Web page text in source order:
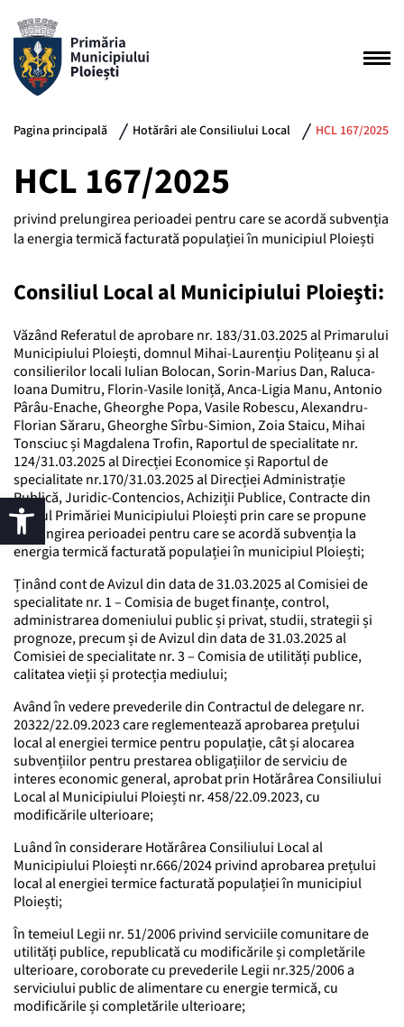
Pagina principală Hotărâri ale Consiliului Local HCL 167/2025
HCL 167/2025
privind prelungirea perioadei pentru care se acordă subvenția
la energia termică facturată populației în municipiul Ploiești
Consiliul Local al Municipiului Ploieşti:
Văzând Referatul de aprobare nr. 183/31.03.2025 al Primarului
Municipiului Ploiești, domnul Mihai-Laurențiu Polițeanu și al
consilierilor locali Iulian Bolocan, Sorin-Marius Dan, Raluca-
Ioana Dumitru, Florin-Vasile Ioniță, Anca-Ligia Manu, Antonio
Pârâu-Enache, Gheorghe Popa, Vasile Robescu, Alexandru-
Florian Săraru, Gheorghe Sîrbu-Simion, Zoia Staicu, Mihai
Tonsciuc și Magdalena Trofin, Raportul de specialitate nr.
124/31.03.2025 al Direcției Economice și Raportul de
specialitate nr.170/31.03.2025 al Direcției Administrație
Publică, Juridic-Contencios, Achiziții Publice, Contracte din
cadrul Primăriei Municipiului Ploiești prin care se propune
prelungirea perioadei pentru care se acordă subvenția la
energia termică facturată populației în municipiul Ploiești;
Ținând cont de Avizul din data de 31.03.2025 al Comisiei de
specialitate nr. 1 – Comisia de buget finanțe, control,
administrarea domeniului public și privat, studii, strategii și
prognoze, precum și de Avizul din data de 31.03.2025 al
Comisiei de specialitate nr. 3 – Comisia de utilități publice,
calitatea vieții și protecția mediului;
Având în vedere prevederile din Contractul de delegare nr.
20322/22.09.2023 care reglementează aprobarea prețului
local al energiei termice pentru populație, cât și alocarea
subvențiilor pentru prestarea obligațiilor de serviciu de
interes economic general, aprobat prin Hotărârea Consiliului
Local al Municipiului Ploiești nr. 458/22.09.2023, cu
modificările ulterioare;
Luând în considerare Hotărârea Consiliului Local al
Municipiului Ploiești nr.666/2024 privind aprobarea prețului
local al energiei termice facturată populației în municipiul
Ploiești;
În temeiul Legii nr. 51/2006 privind serviciile comunitare de
utilități publice, republicată cu modificările și completările
ulterioare, coroborate cu prevederile Legii nr.325/2006 a
serviciului public de alimentare cu energie termică, cu
modificările și completările ulterioare;